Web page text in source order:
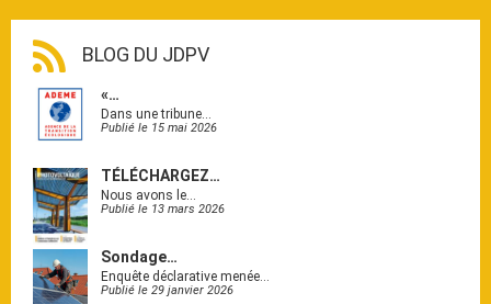
BLOG DU JDPV
«…
Dans une tribune…
Publié le 15 mai 2026
TÉLÉCHARGEZ…
Nous avons le…
Publié le 13 mars 2026
Sondage…
Enquête déclarative menée…
Publié le 29 janvier 2026